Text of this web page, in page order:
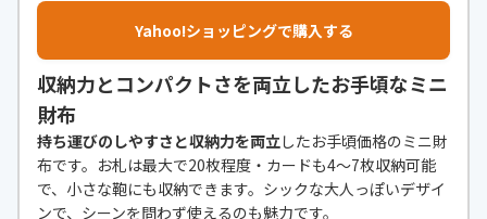
Yahoo!ショッピングで購入する
収納力とコンパクトさを両立したお手頃なミニ
財布
持ち運びのしやすさと収納力を両立したお手頃価格のミニ財
布です。お札は最大で20枚程度・カードも4～7枚収納可能
で、小さな鞄にも収納できます。シックな大人っぽいデザイ
ンで、シーンを問わず使えるのも魅力です。